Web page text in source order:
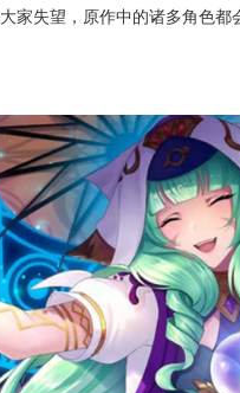
家失望，原作中的诸多角色都